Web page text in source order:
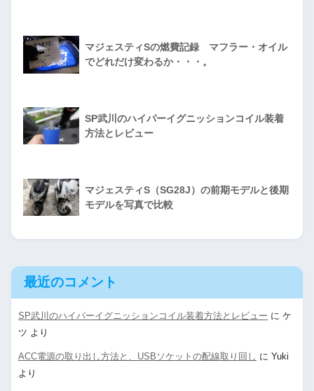
マジェスティSの燃費記録 マフラー・オイル
でどれだけ変わるか・・・。
SP武川のハイパーイグニッションコイル装着
方法とレビュー
マジェスティS（SG28J）の前期モデルと後期
モデルを写真で比較
最近のコメント
SP武川のハイパーイグニッションコイル装着方法とレビュー に ケ
ツ より
ACC電源の取り出し方法と、USBソケットの配線取り回し に Yuki
より